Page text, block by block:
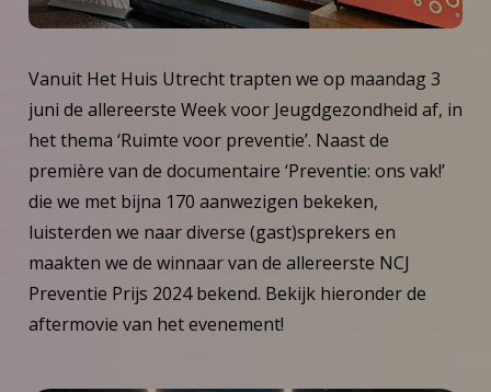
Vanuit Het Huis Utrecht trapten we op maandag 3
juni de allereerste Week voor Jeugdgezondheid af, in
het thema ‘Ruimte voor preventie’. Naast de
première van de documentaire ‘Preventie: ons vak!’
die we met bijna 170 aanwezigen bekeken,
luisterden we naar diverse (gast)sprekers en
maakten we de winnaar van de allereerste NCJ
Preventie Prijs 2024 bekend. Bekijk hieronder de
aftermovie van het evenement!